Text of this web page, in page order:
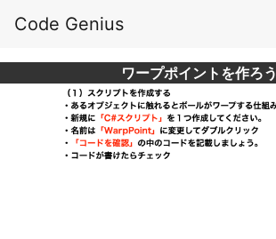
Code Genius
ワープポイントを作ろう